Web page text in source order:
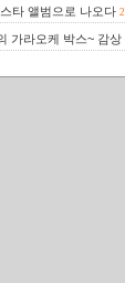
타 앨범으로 나오다 2
가라오케 박스~ 감상